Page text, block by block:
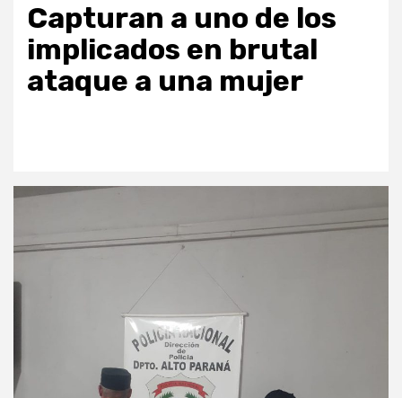
Capturan a uno de los
implicados en brutal
ataque a una mujer